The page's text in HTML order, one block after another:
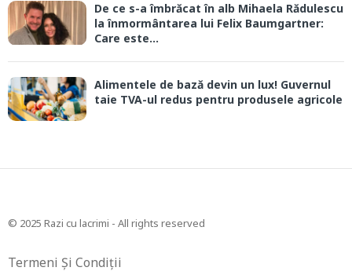
De ce s-a îmbrăcat în alb Mihaela Rădulescu
la înmormântarea lui Felix Baumgartner:
Care este...
Alimentele de bază devin un lux! Guvernul
taie TVA-ul redus pentru produsele agricole
© 2025 Razi cu lacrimi - All rights reserved
Termeni Și Condiții